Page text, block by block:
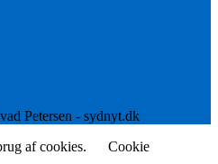
Petersen - sydnyt.dk
af cookies.
Cookie